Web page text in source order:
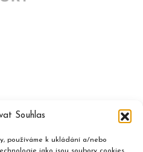
Souhlas
používáme k ukládání a/nebo